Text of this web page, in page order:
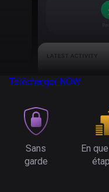
Télécharger NOW
Sans
garde
En